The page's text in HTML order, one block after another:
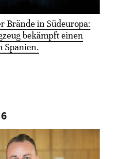
Brände in Südeuropa:
bekämpft einen
Spanien.